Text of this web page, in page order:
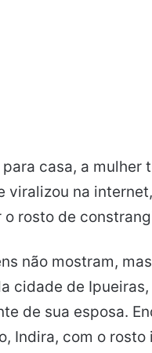
casa, a mulher
viralizou na
o rosto de
não mostram,
cidade de
de sua esposa.
Indira, com o